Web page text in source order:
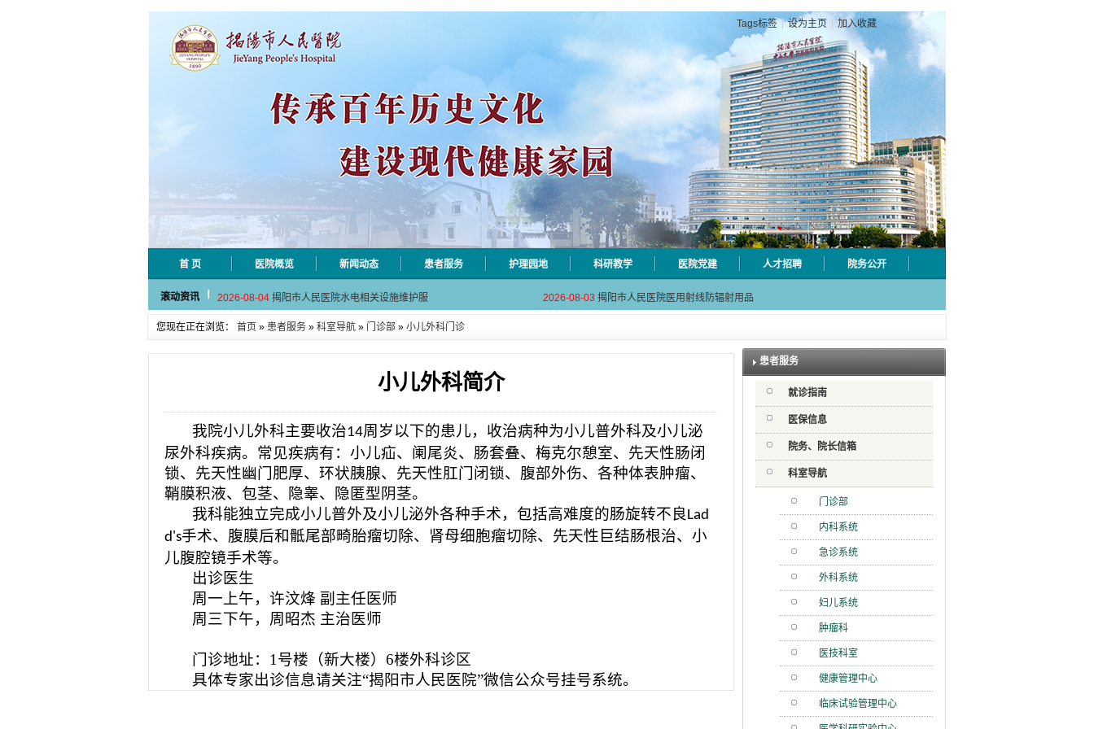
Tags标签 | 设为主页 加入收藏
首 页 医院概览 新闻动态 患者服务 护理园地 科研教学 医院党建 人才招聘 院务公开
滚动资讯
2026-08-06 揭阳市人民医院采集自动对焦相机市 2026-08-06 揭阳市人民医院对接AI-HR省级检验
2026-08-04 揭阳市人民医院水电相关设施维护服 2026-08-03 揭阳市人民医院医用射线防辐射用品
2026-07-31 学术聚力！妇儿分论坛精彩收官
揭阳市人民医院再添2个中山一院专
揭阳市人民医院对接AI-HR省级检验
揭阳市人民医院水电相关设施维护服
揭阳市人民医院医用射线防辐射用品
大咖云集探内科前沿！首届榕江医学
2026-07-31 学术聚力！妇儿分论坛精彩收官 2026-07-31 学术聚力促提升｜肿瘤分论坛赋能区
2026-07-31 以学术聚合力 | 运动健康分论坛助 2026-07-31 揭阳市人民医院再添2个中山一院专
您现在正在浏览： 首页 » 患者服务 » 科室导航 » 门诊部 » 小儿外科门诊
小儿外科简介
我院小儿外科主要收治14周岁以下的患儿，收治病种为小儿普外科及小儿泌
尿外科疾病。常见疾病有：小儿疝、阑尾炎、肠套叠、梅克尔憩室、先天性肠闭
锁、先天性幽门肥厚、环状胰腺、先天性肛门闭锁、腹部外伤、各种体表肿瘤、
鞘膜积液、包茎、隐睾、隐匿型阴茎。
我科能独立完成小儿普外及小儿泌外各种手术，包括高难度的肠旋转不良Lad
d's手术、腹膜后和骶尾部畸胎瘤切除、肾母细胞瘤切除、先天性巨结肠根治、小
儿腹腔镜手术等。
出诊医生
周一上午，许汶烽 副主任医师
周三下午，周昭杰 主治医师
门诊地址： 1号楼（新大楼）6楼外科诊区
具体专家出诊信息请关注“揭阳市人民医院”微信公众号挂号系统。
患者服务
就诊指南
医保信息
院务、院长信箱
科室导航
门诊部
内科系统
急诊系统
外科系统
妇儿系统
肿瘤科
医技科室
健康管理中心
临床试验管理中心